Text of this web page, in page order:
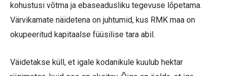
kohustusi võtma ja ebaseadusliku tegevuse lõpetama.
Värvikamate näidetena on juhtumid, kus RMK maa on
okupeeritud kapitaalse füüsilise tara abil.
Väidetakse küll, et igale kodanikule kuulub hektar